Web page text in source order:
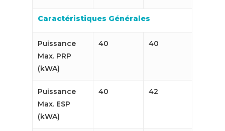
Caractéristiques Générales
Puissance
Max. PRP
(kWA)
40 40
Puissance
Max. ESP
(kWA)
40 42